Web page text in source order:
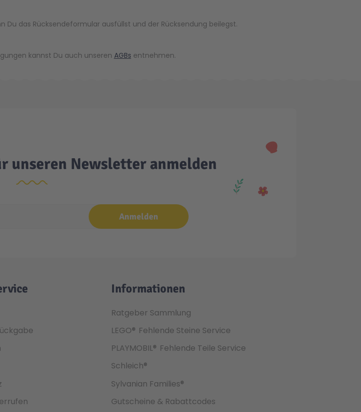
Du das Rücksendeformular ausfüllst und der Rücksendung beilegst.
kannst Du auch unseren AGBs entnehmen.
unseren Newsletter anmelden
Anmelden
Informationen
Ratgeber Sammlung
LEGO® Fehlende Steine Service
PLAYMOBIL® Fehlende Teile Service
Schleich®
Sylvanian Families®
Gutscheine & Rabattcodes